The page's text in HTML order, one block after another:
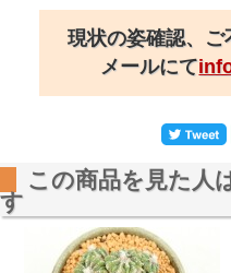
現状の姿確認、
メールにて
この商品を見た人
す